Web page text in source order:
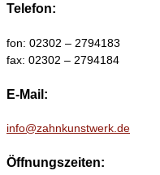
Telefon:
fon: 02302 – 2794183
fax: 02302 – 2794184
E-Mail:
info@zahnkunstwerk.de
Öffnungszeiten: